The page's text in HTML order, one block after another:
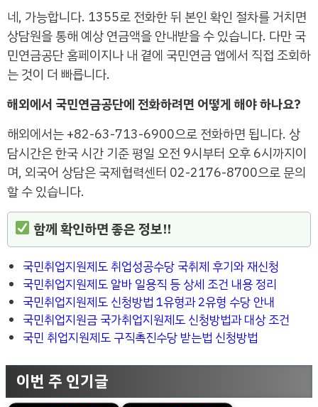
네, 가능합니다. 1355로 전화한 뒤 본인 확인 절차를 거치면
상담원을 통해 예상 연금액을 안내받을 수 있습니다. 다만 국
민연금공단 홈페이지나 내 곁에 국민연금 앱에서 직접 조회하
는 것이 더 빠릅니다.
해외에서 국민연금공단에 전화하려면 어떻게 해야 하나요?
해외에서는 +82-63-713-6900으로 전화하면 됩니다. 상
담시간은 한국 시간 기준 평일 오전 9시부터 오후 6시까지이
며, 외국어 상담은 국제협력센터 02-2176-8700으로 문의
할 수 있습니다.
함께 확인하면 좋은 정보!!
국민취업지원제도 취업성공수당 국취제 후기와 재신청
국민취업지원제도 알바 일용직 등 상세 조건 내용 정리
국민취업지원제도 신청방법 1유형과 2유형 수당 안내
국민취업지원금 국가취업지원제도 신청방법과 대상 조건
국민 취업지원제도 구직촉진수당 받는법 신청방법
이번 주 인기글